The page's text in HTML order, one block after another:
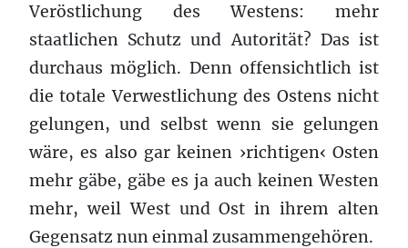
Veröstlichung des Westens: mehr
staatlichen Schutz und Autorität? Das ist
durchaus möglich. Denn offensichtlich ist
die totale Verwestlichung des Ostens nicht
gelungen, und selbst wenn sie gelungen
wäre, es also gar keinen ›richtigen‹ Osten
mehr gäbe, gäbe es ja auch keinen Westen
mehr, weil West und Ost in ihrem alten
Gegensatz nun einmal zusammengehören.